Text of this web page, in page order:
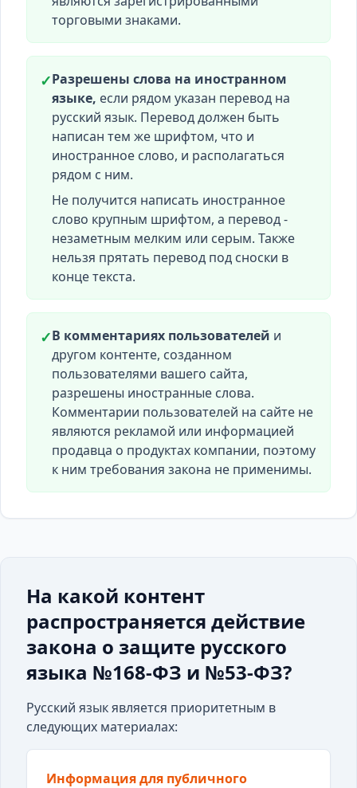
торговыми знаками.
✓Разрешены слова на иностранном
языке, если рядом указан перевод на
русский язык. Перевод должен быть
написан тем же шрифтом, что и
иностранное слово, и располагаться
рядом с ним.
Не получится написать иностранное
слово крупным шрифтом, а перевод -
незаметным мелким или серым. Также
нельзя прятать перевод под сноски в
конце текста.
✓В комментариях пользователей и
другом контенте, созданном
пользователями вашего сайта,
разрешены иностранные слова.
Комментарии пользователей на сайте не
являются рекламой или информацией
продавца о продуктах компании, поэтому
к ним требования закона не применимы.
На какой контент
распространяется действие
закона о защите русского
языка №168-ФЗ и №53-ФЗ?
Русский язык является приоритетным в
следующих материалах:
Информация для публичного